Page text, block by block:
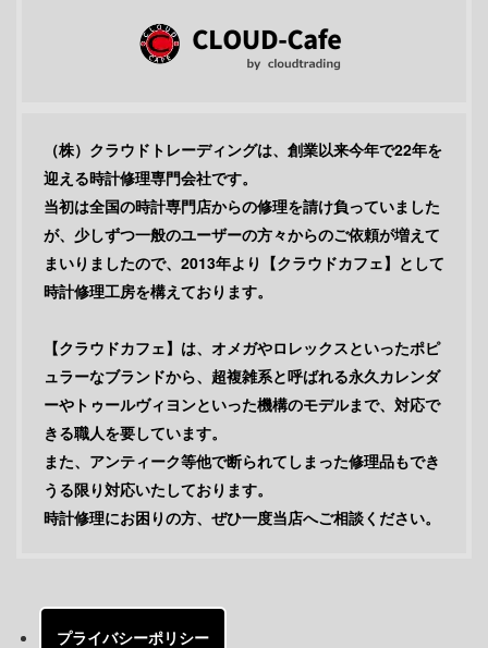
（株）クラウドトレーディングは、創業以来今年で22年を
迎える時計修理専門会社です。
当初は全国の時計専門店からの修理を請け負っていました
が、少しずつ一般のユーザーの方々からのご依頼が増えて
まいりましたので、2013年より【クラウドカフェ】として
時計修理工房を構えております。
【クラウドカフェ】は、オメガやロレックスといったポピ
ュラーなブランドから、超複雑系と呼ばれる永久カレンダ
ーやトゥールヴィヨンといった機構のモデルまで、対応で
きる職人を要しています。
また、アンティーク等他で断られてしまった修理品もでき
うる限り対応いたしております。
時計修理にお困りの方、ぜひ一度当店へご相談ください。
プライバシーポリシー